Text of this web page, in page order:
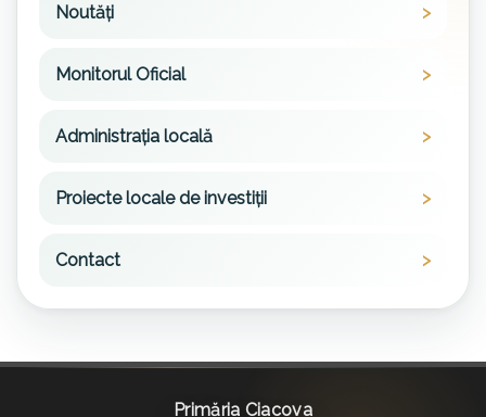
Noutăți
Monitorul Oficial
Administrația locală
Proiecte locale de investiții
Contact
Primăria Ciacova